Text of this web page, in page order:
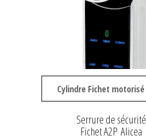
Cylindre Fichet motorisé
Serrure de sécurité
Fichet A2P Alicea